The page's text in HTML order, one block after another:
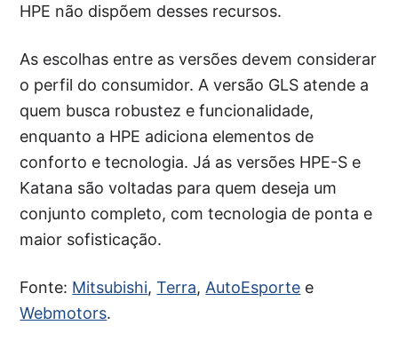
HPE não dispõem desses recursos.
As escolhas entre as versões devem considerar
o perfil do consumidor. A versão GLS atende a
quem busca robustez e funcionalidade,
enquanto a HPE adiciona elementos de
conforto e tecnologia. Já as versões HPE-S e
Katana são voltadas para quem deseja um
conjunto completo, com tecnologia de ponta e
maior sofisticação.
Fonte: Mitsubishi,Terra, AutoEsporte e
Webmotors.